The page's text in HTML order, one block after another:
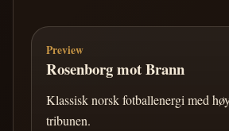
Preview
Rosenborg mot Brann
Klassisk norsk fotballenergi med
tribunen.